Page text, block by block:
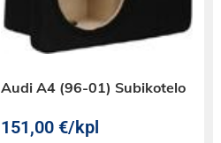
Audi A4 (96-01) Subikotelo
151,00 €/kpl